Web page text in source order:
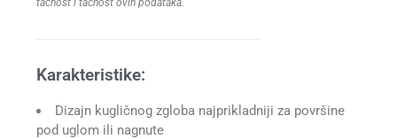
tačnost i tačnost ovih podataka.
Karakteristike:
Dizajn kugličnog zgloba najprikladniji za površine
pod uglom ili nagnute